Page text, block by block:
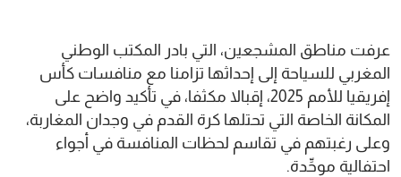
عرفت مناطق المشجعين، التي بادر المكتب الوطني
المغربي للسياحة إلى إحداثها تزامنا مع منافسات كأس
إفريقيا للأمم 2025، إقبالا مكثفا، في تأكيد واضح على
المكانة الخاصة التي تحتلها كرة القدم في وجدان المغاربة،
وعلى رغبتهم في تقاسم لحظات المنافسة في أجواء
احتفالية موحِّدة.